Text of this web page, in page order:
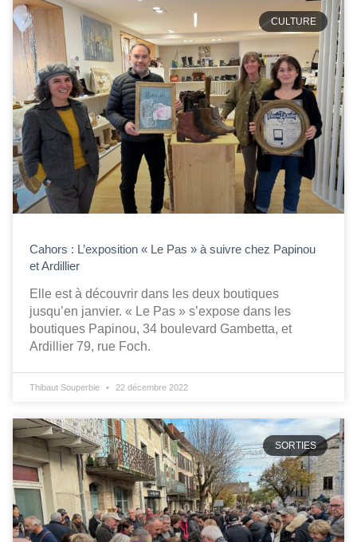
CULTURE
Cahors : L’exposition « Le Pas » à suivre chez Papinou
et Ardillier
Elle est à découvrir dans les deux boutiques
jusqu’en janvier. « Le Pas » s’expose dans les
boutiques Papinou, 34 boulevard Gambetta, et
Ardillier 79, rue Foch.
Thibaut Souperbie 22 décembre 2022
SORTIES